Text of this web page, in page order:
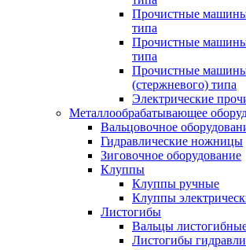
Прочистные
типа
Прочистные
типа
Прочистные
(стержневого) типа
Электрические
Металлообрабатывающее
Вальцовочное
Гидравлические ножницы
Зиговочное оборудование
Клуппы
Клуппы ручные
Клуппы
Листогибы
Вальцы
Листогибы